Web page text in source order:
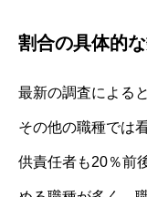
割合の具体的
最新の調査による
その他の職種では
供責任者も20％前